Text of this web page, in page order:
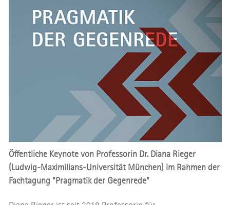
Öffentliche Keynote von Professorin Dr. Diana Rieger
(Ludwig-Maximilians-Universität München) im Rahmen der
Fachtagung "Pragmatik der Gegenrede"